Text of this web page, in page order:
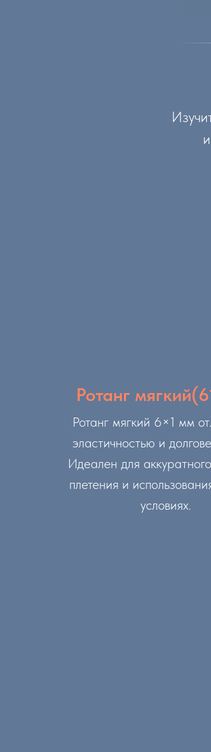
Ротанг
Ротанг мягкий 6×1 мм
эластичностью и
Идеален для
плетения и
условиях.